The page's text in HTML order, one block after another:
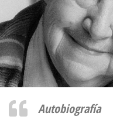
Autobiografía